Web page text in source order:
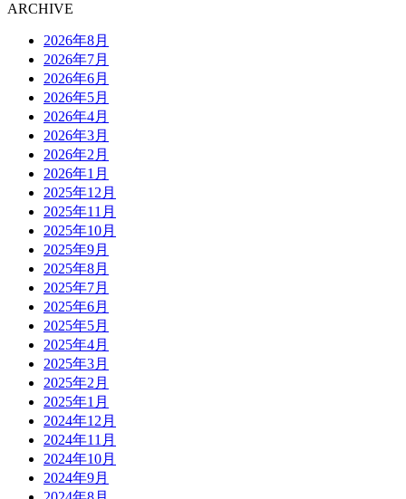
ARCHIVE
2026年8月
2026年7月
2026年6月
2026年5月
2026年4月
2026年3月
2026年2月
2026年1月
2025年12月
2025年11月
2025年10月
2025年9月
2025年8月
2025年7月
2025年6月
2025年5月
2025年4月
2025年3月
2025年2月
2025年1月
2024年12月
2024年11月
2024年10月
2024年9月